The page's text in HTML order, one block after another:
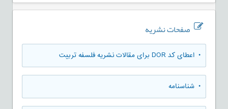
صفحات نشریه
• اعطای کد DOR برای مقالات نشریه فلسفه تربیت
• شناسنامه